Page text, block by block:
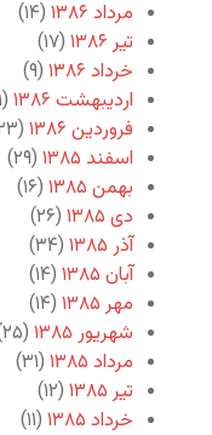
مرداد ۱۳۸۶
(۱۴)
تیر ۱۳۸۶
(۱۷)
خرداد ۱۳۸۶
(۹)
اردیبهشت ۱۳۸۶
(۲۱)
فروردین ۱۳۸۶
(۲۳)
اسفند ۱۳۸۵
(۲۹)
بهمن ۱۳۸۵
(۱۶)
دی ۱۳۸۵
(۲۶)
آذر ۱۳۸۵
(۳۴)
آبان ۱۳۸۵
(۱۴)
مهر ۱۳۸۵
(۱۴)
شهریور ۱۳۸۵
(۲۵)
مرداد ۱۳۸۵
(۳۱)
تیر ۱۳۸۵
(۱۲)
خرداد ۱۳۸۵
(۱۱)